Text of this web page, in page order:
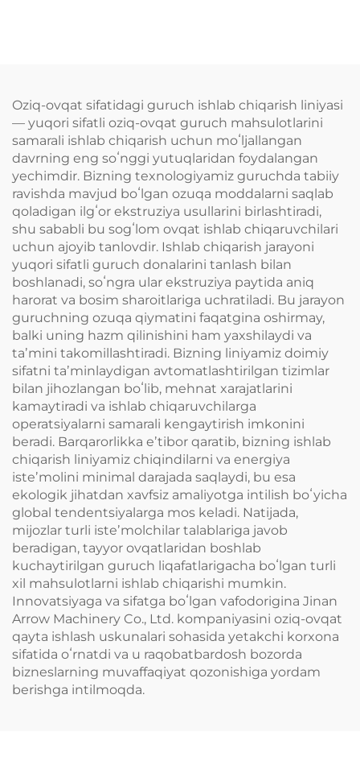
Oziq-ovqat sifatidagi guruch ishlab chiqarish liniyasi
— yuqori sifatli oziq-ovqat guruch mahsulotlarini
samarali ishlab chiqarish uchun moʻljallangan
davrning eng soʻnggi yutuqlaridan foydalangan
yechimdir. Bizning texnologiyamiz guruchda tabiiy
ravishda mavjud boʻlgan ozuqa moddalarni saqlab
qoladigan ilgʻor ekstruziya usullarini birlashtiradi,
shu sababli bu sogʻlom ovqat ishlab chiqaruvchilari
uchun ajoyib tanlovdir. Ishlab chiqarish jarayoni
yuqori sifatli guruch donalarini tanlash bilan
boshlanadi, soʻngra ular ekstruziya paytida aniq
harorat va bosim sharoitlariga uchratiladi. Bu jarayon
guruchning ozuqa qiymatini faqatgina oshirmay,
balki uning hazm qilinishini ham yaxshilaydi va
taʼmini takomillashtiradi. Bizning liniyamiz doimiy
sifatni taʼminlaydigan avtomatlashtirilgan tizimlar
bilan jihozlangan boʻlib, mehnat xarajatlarini
kamaytiradi va ishlab chiqaruvchilarga
operatsiyalarni samarali kengaytirish imkonini
beradi. Barqarorlikka eʼtibor qaratib, bizning ishlab
chiqarish liniyamiz chiqindilarni va energiya
isteʼmolini minimal darajada saqlaydi, bu esa
ekologik jihatdan xavfsiz amaliyotga intilish boʻyicha
global tendentsiyalarga mos keladi. Natijada,
mijozlar turli isteʼmolchilar talablariga javob
beradigan, tayyor ovqatlaridan boshlab
kuchaytirilgan guruch liqafatlarigacha boʻlgan turli
xil mahsulotlarni ishlab chiqarishi mumkin.
Innovatsiyaga va sifatga boʻlgan vafodorigina Jinan
Arrow Machinery Co., Ltd. kompaniyasini oziq-ovqat
qayta ishlash uskunalari sohasida yetakchi korxona
sifatida oʻrnatdi va u raqobatbardosh bozorda
bizneslarning muvaffaqiyat qozonishiga yordam
berishga intilmoqda.